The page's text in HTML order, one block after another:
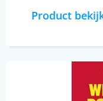
Product